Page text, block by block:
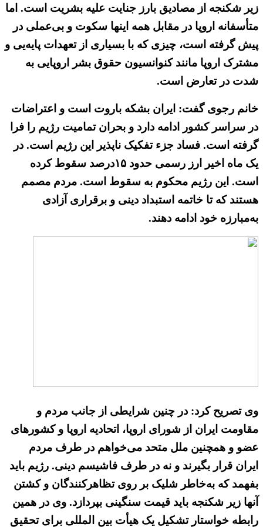
زیر شکنجه از مصادیق بارز جنایت علیه بشریت است. اما
متأسفانه اروپا در مقابل همه اینها سکوت و بی‌عملی در
پیش گرفته است، چیزی که با بسیاری از تعهدات پایه‌یی و
مشترک اروپا مانند کنوانسیون حقوق بشر اروپایی به
شدت در تعارض است.
خانم رجوی گفت: ایران بشکه باروت است و اعتراضات
در سراسر کشور ادامه دارد و بحران تمامیت رژیم را فرا
گرفته است. فساد جزء تفکیک ناپذیر این رژیم است. در
یک ماه اخیر ارز رسمی حدود ۱۵درصد سقوط کرده
است. این رژیم محکوم به سقوط است. مردم مصمم
هستند که تا خاتمه استبداد دینی و برقراری آزادی
به‌مبارزه خود ادامه دهند.
وی تصریح کرد: در چنین شرایطی از جانب مردم و
مقاومت ایران از شورای اروپا، اتحادیه اروپا و کشورهای
عضو و همچنین ملل متحد می‌خواهم در طرف مردم
ایران قرار بگیرند و نه در طرف فاشیسم دینی. رژیم باید
بفهمد که به‌خاطر شلیک بر روی تظاهرکنندگان و کشتن
آنها زیر شکنجه باید قیمت سنگینی بپردازد. وی در همین
رابطه خواستار تشکیل یک هیأت بین المللی برای تحقیق